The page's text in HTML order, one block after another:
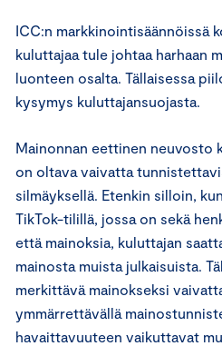
ICC:n markkinointisäännöissä
kuluttajaa tule johtaa harhaan
luonteen osalta. Tällaisessa
kysymys kuluttajansuojasta.
Mainonnan eettinen neuvosto
on oltava vaivatta
silmäyksellä. Etenkin silloin,
TikTok-tilillä, jossa on sekä
että mainoksia, kuluttajan
mainosta muista julkaisuista.
merkittävä mainokseksi
ymmärrettävällä
havaittavuuteen vaikuttavat